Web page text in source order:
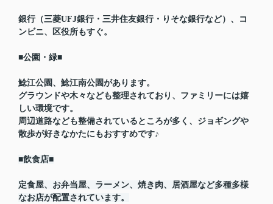
銀行（三菱UFJ銀行・三井住友銀行・りそな銀行など）、コ
ンビニ、区役所もすぐ。
■公園・緑■
鯰江公園、鯰江南公園があります。
グラウンドや木々なども整理されており、ファミリーには嬉
しい環境です。
周辺道路なども整備されているところが多く、ジョギングや
散歩が好きなかたにもおすすめです♪
■飲食店■
定食屋、お弁当屋、ラーメン、焼き肉、居酒屋など多種多様
なお店が配置されています。